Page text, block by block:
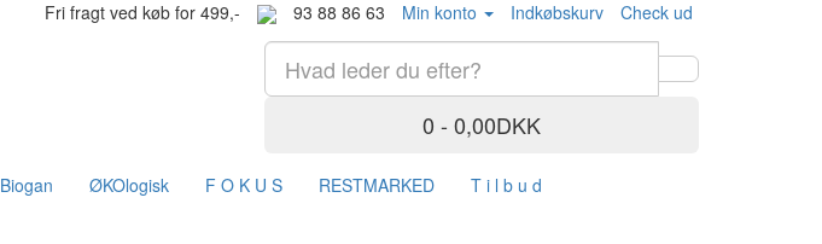
Fri fragt ved køb for 499,- 93 88 86 63 Min konto Indkøbskurv Check ud
0 - 0,00DKK
Biogan ØKOlogisk F O K U S RESTMARKED T i l b u d